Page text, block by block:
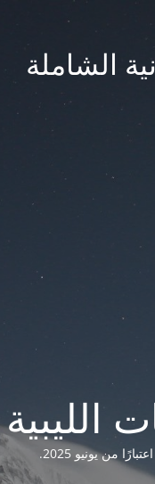
الشاملة
من يونيو 2025.